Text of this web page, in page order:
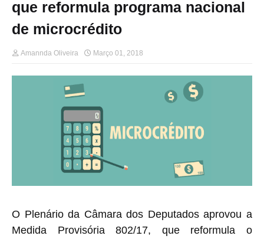
que reformula programa nacional
de microcrédito
Amannda Oliveira Março 01, 2018
O Plenário da Câmara dos Deputados aprovou a
Medida Provisória 802/17, que reformula o